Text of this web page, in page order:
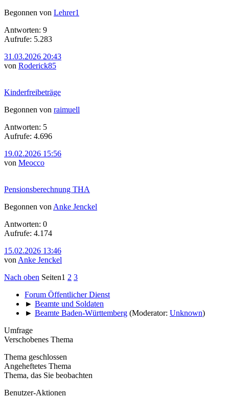
Begonnen von Lehrer1
Antworten: 9
Aufrufe: 5.283
31.03.2026 20:43
von Roderick85
Kinderfreibeträge
Begonnen von raimuell
Antworten: 5
Aufrufe: 4.696
19.02.2026 15:56
von Meocco
Pensionsberechnung THA
Begonnen von Anke Jenckel
Antworten: 0
Aufrufe: 4.174
15.02.2026 13:46
von Anke Jenckel
Nach oben Seiten1 2 3
Forum Öffentlicher Dienst
► Beamte und Soldaten
► Beamte Baden-Württemberg (Moderator: Unknown)
Umfrage
Verschobenes Thema
Thema geschlossen
Angeheftetes Thema
Thema, das Sie beobachten
Benutzer-Aktionen